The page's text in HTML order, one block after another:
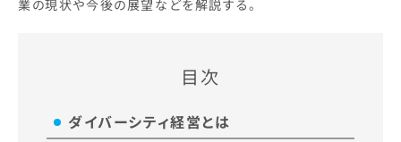
業の現状や今後の展望などを解説する。
目次
ダイバーシティ経営とは